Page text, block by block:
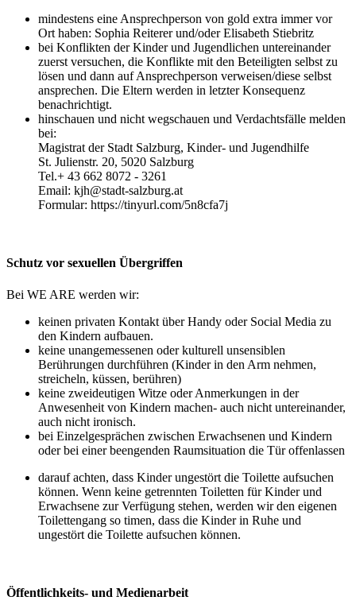
mindestens eine Ansprechperson von gold extra immer vor
Ort haben: Sophia Reiterer und/oder Elisabeth Stiebritz
bei Konflikten der Kinder und Jugendlichen untereinander
zuerst versuchen, die Konflikte mit den Beteiligten selbst zu
lösen und dann auf Ansprechperson verweisen/diese selbst
ansprechen. Die Eltern werden in letzter Konsequenz
benachrichtigt.
hinschauen und nicht wegschauen und Verdachtsfälle melden
bei:
Magistrat der Stadt Salzburg, Kinder- und Jugendhilfe
St. Julienstr. 20, 5020 Salzburg
Tel.+ 43 662 8072 - 3261
Email: kjh@stadt-salzburg.at
Formular: https://tinyurl.com/5n8cfa7j
Schutz vor sexuellen Übergriffen
Bei WE ARE werden wir:
keinen privaten Kontakt über Handy oder Social Media zu
den Kindern aufbauen.
keine unangemessenen oder kulturell unsensiblen
Berührungen durchführen (Kinder in den Arm nehmen,
streicheln, küssen, berühren)
keine zweideutigen Witze oder Anmerkungen in der
Anwesenheit von Kindern machen- auch nicht untereinander,
auch nicht ironisch.
bei Einzelgesprächen zwischen Erwachsenen und Kindern
oder bei einer beengenden Raumsituation die Tür offenlassen
darauf achten, dass Kinder ungestört die Toilette aufsuchen
können. Wenn keine getrennten Toiletten für Kinder und
Erwachsene zur Verfügung stehen, werden wir den eigenen
Toilettengang so timen, dass die Kinder in Ruhe und
ungestört die Toilette aufsuchen können.
Öffentlichkeits- und Medienarbeit